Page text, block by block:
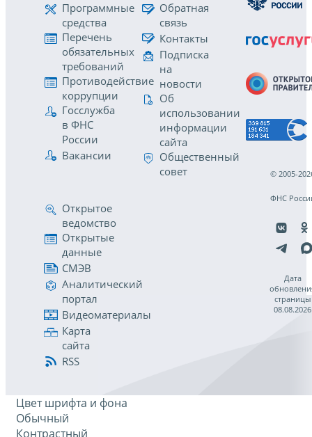
Программные
средства
Перечень
обязательных
требований
Противодействие
коррупции
Госслужба
в ФНС
России
Вакансии
Обратная
связь
Контакты
Подписка
на
новости
Об
использовании
информации
сайта
Общественный
совет
Открытое
ведомство
Открытые
данные
СМЭВ
Аналитический
портал
Видеоматериалы
Карта
сайта
RSS
© 2005-
ФНС
Дата
страницы
08.08.2026
Цвет шрифта и фона
Обычный
Контрастный